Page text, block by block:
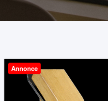
Annonce